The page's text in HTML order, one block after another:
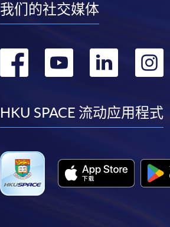
我们的社交媒体
转
facebook
转
youtube
转
HKU SPACE 流动应用程式